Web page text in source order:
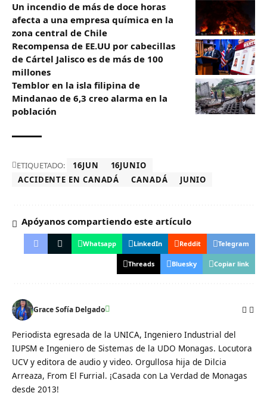
Un incendio de más de doce horas
afecta a una empresa química en la
zona central de Chile
Recompensa de EE.UU por cabecillas
de Cártel Jalisco es de más de 100
millones
Temblor en la isla filipina de
Mindanao de 6,3 creo alarma en la
población
ETIQUETADO: 16JUN
16JUNIO
ACCIDENTE EN CANADÁ
CANADÁ JUNIO
Apóyanos compartiendo este artículo
Whatsapp LinkedIn Reddit Telegram
Threads Bluesky Copiar link
Grace Sofía Delgado
Periodista egresada de la UNICA, Ingeniero Industrial del
IUPSM e Ingeniero de Sistemas de la UDO Monagas. Locutora
UCV y editora de audio y video. Orgullosa hija de Dilcia
Arreaza, From El Furrial. ¡Casada con La Verdad de Monagas
desde 2013!